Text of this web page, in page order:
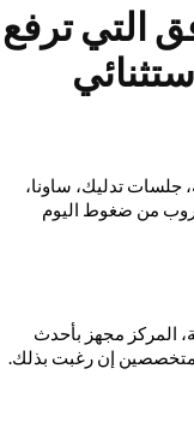
التي ترفع
تدليك، ساونا،
من ضغوط اليوم
مجهز بأحدث
إن رغبت بذلك.